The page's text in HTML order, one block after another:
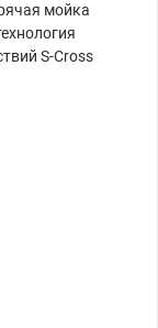
мойка
S-Cross